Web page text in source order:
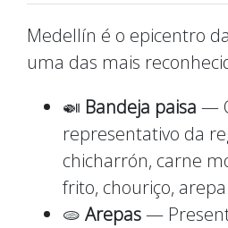
Medellín é o epicentro
uma das mais
🍛 Bandeja paisa —
representativo da
chicharrón, carne
frito, chouriço,
🫓 Arepas—